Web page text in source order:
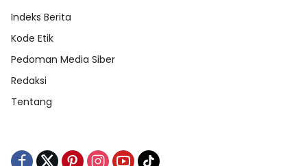
Indeks Berita
Kode Etik
Pedoman Media Siber
Redaksi
Tentang